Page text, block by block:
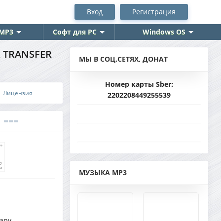
Вход Регистрация
Софт для PC Windows OS
Лицензия
МЫ В СОЦ.СЕТЯХ, ДОНАТ
Номер карты Sber:
2202208449255539
МУЗЫКА MP3